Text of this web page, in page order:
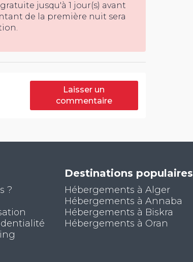
jusqu'à 1 jour(s) avant
de la première nuit sera
Laisser un
commentaire
?
Destinations populaires
Hébergements à Alger
Hébergements à Annaba
Hébergements à Biskra
Hébergements à Oran